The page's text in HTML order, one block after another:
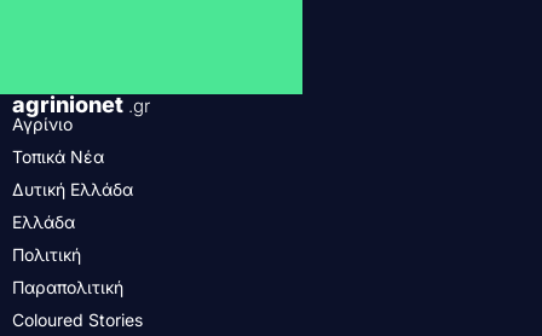
agrinionet .gr
Αγρίνιο
Τοπικά Νέα
Δυτική Ελλάδα
Ελλάδα
Πολιτική
Παραπολιτική
Coloured Stories